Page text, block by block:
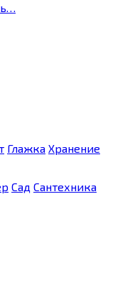
Глажка Хранение
Сад Сантехника